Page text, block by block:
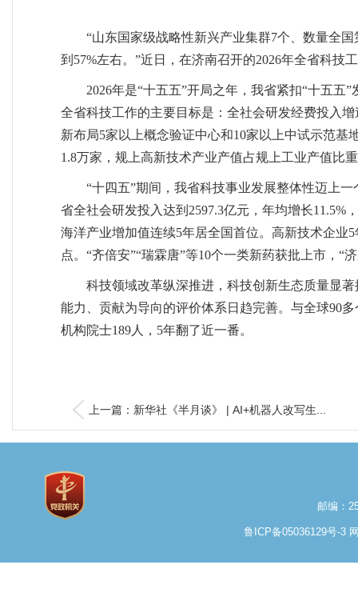
“山东国家级战略性新兴产业集群7个、数量全
到57%左右。”近日，在济南召开的2026年全省科技
2026年是“十五五”开局之年，我省紧扣“十五五
全省科技工作的主要目标是：全社会研发经费投入
新布局5家以上概念验证中心和10家以上中试示范基
1.8万家，规上高新技术产业产值占规上工业产值比
“十四五”期间，我省科技事业发展整体性迈上
省全社会研发投入达到2597.3亿元，年均增长11.5%
海洋产业增加值连续5年居全国首位。高新技术企业
点。“齐倍安”“瑞霖唐”等10个一类新药获批上市，“
科技领域改革纵深推进，科技创新生态质量显
能力、贡献为导向的评价体系日趋完善。与全球90
机构院士189人，5年翻了近一番。
上一篇：新华社《半月谈》 | AI+机器人改写生...
邮编：
鲁ICP备05036129号-3